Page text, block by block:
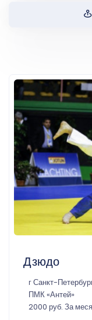
Дзюдо
г Санкт-
ПМК «Антей»
2000 руб. За